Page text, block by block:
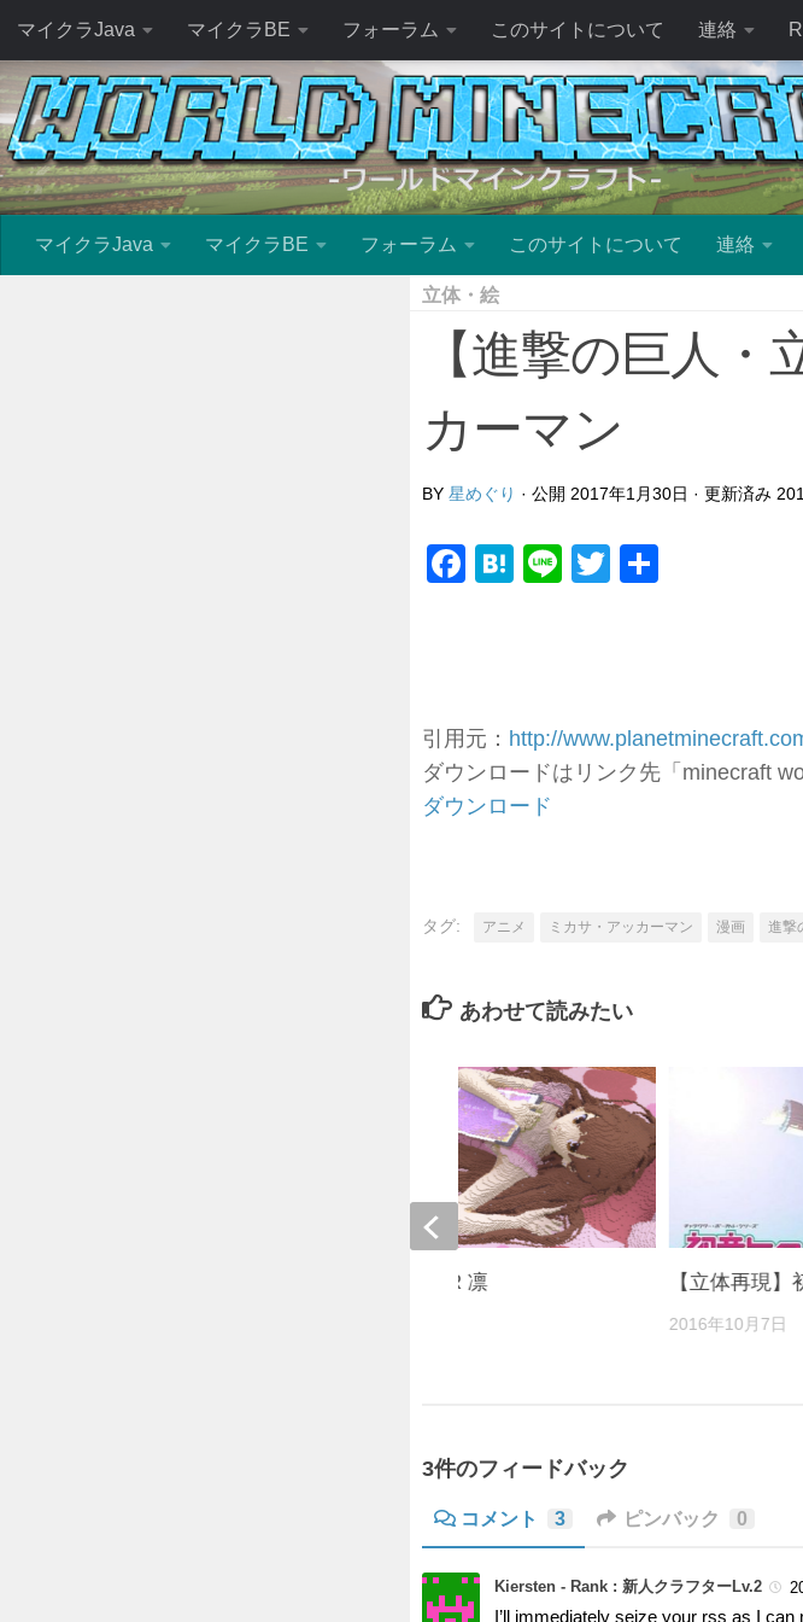
マイクラJava マイクラBE フォーラム このサイトについて 連絡
マイクラJava マイクラBE フォーラム このサイトについて 連絡
立体・絵
【進撃の巨人
カーマン
BY 星めぐり · 公開 2017年1月30日 · 更新済み
Facebook
Hatena
LineTwitter
引用元： http://
ダウンロードはリンク先「minecraft
ダウンロード
タグ: アニメ ミカサ・アッカーマン 漫画 進撃
あわせて読みたい
【立体再現】
2016年10月7日
【立体再現】SHELTER 凛
3件のフィードバック
コメント 3 ピンバック 0
Kiersten - Rank : 新人クラフターLv.2
I’ll immediately seize your rss as I